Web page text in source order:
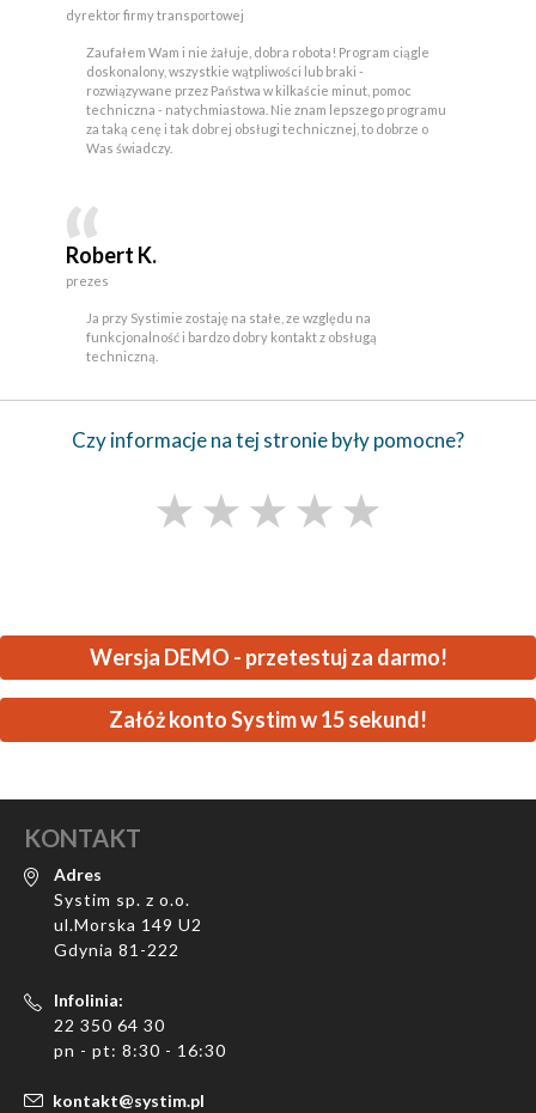
dyrektor firmy transportowej
Zaufałem Wam i nie żałuje, dobra robota! Program ciągle
doskonalony, wszystkie wątpliwości lub braki -
rozwiązywane przez Państwa w kilkaście minut, pomoc
techniczna - natychmiastowa. Nie znam lepszego programu
za taką cenę i tak dobrej obsługi technicznej, to dobrze o
Was świadczy.
Robert K.
prezes
Ja przy Systimie zostaję na stałe, ze względu na
funkcjonalność i bardzo dobry kontakt z obsługą
techniczną.
Czy informacje na tej stronie były pomocne?
★★★★★
Wersja DEMO - przetestuj za darmo!
Załóż konto Systim w 15 sekund!
KONTAKT
Adres
Systim sp. z o.o.
ul.Morska 149 U2
Gdynia 81-222
Infolinia:
22 350 64 30
pn - pt: 8:30 - 16:30
kontakt@systim.pl